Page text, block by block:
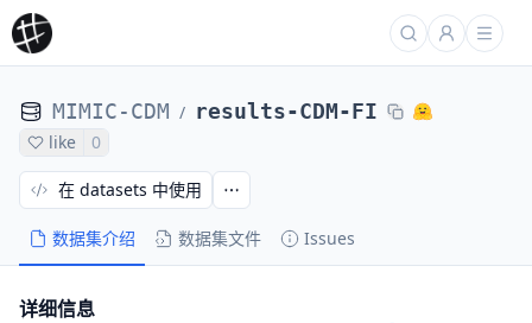
MIMIC-CDM / results-CDM-FI
like 0
数据集介绍 数据集文件 Issues
在 datasets 中使用
详细信息